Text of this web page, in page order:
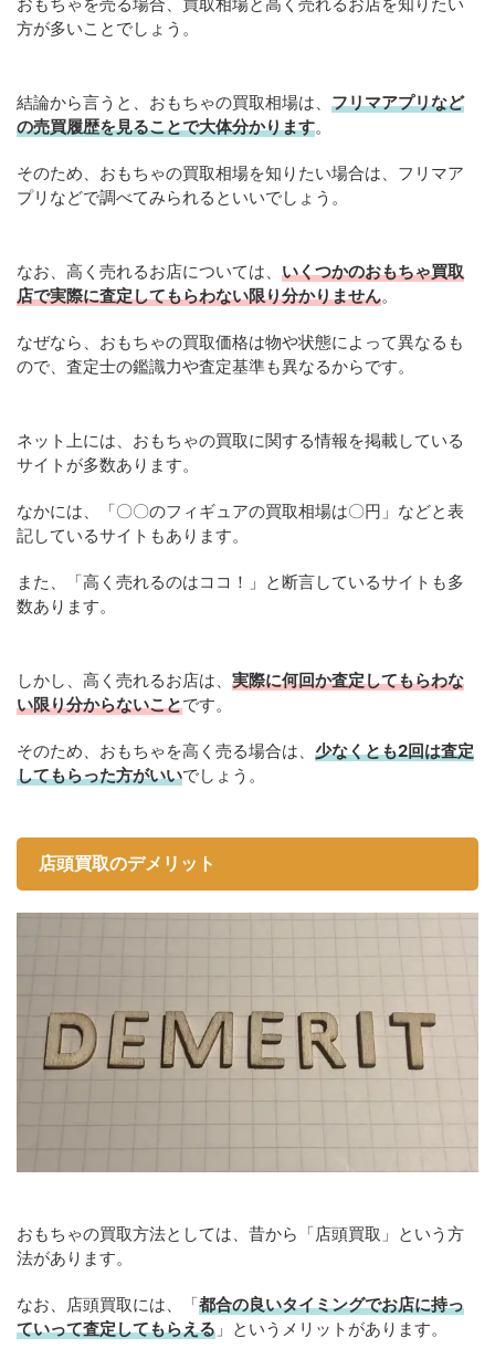
方が多いことでしょう。
結論から言うと、おもちゃの買取相場は、 フリマアプリなど
の売買履歴を見ることで大体分かります。
そのため、おもちゃの買取相場を知りたい場合は、フリマア
プリなどで調べてみられるといいでしょう。
なお、高く売れるお店については、 いくつかのおもちゃ買取
店で実際に査定してもらわない限り分かりません。
なぜなら、おもちゃの買取価格は物や状態によって異なるも
ので、査定士の鑑識力や査定基準も異なるからです。
ネット上には、おもちゃの買取に関する情報を掲載している
サイトが多数あります。
なかには、「〇〇のフィギュアの買取相場は〇円」などと表
記しているサイトもあります。
また、「高く売れるのはココ！」と断言しているサイトも多
数あります。
しかし、高く売れるお店は、 実際に何回か査定してもらわな
い限り分からないことです。
そのため、おもちゃを高く売る場合は、 少なくとも2回は査定
してもらった方がいいでしょう。
店頭買取のデメリット
おもちゃの買取方法としては、昔から「店頭買取」という方
法があります。
なお、店頭買取には、「都合の良いタイミングでお店に持っ
ていって査定してもらえる 」というメリットがあります。